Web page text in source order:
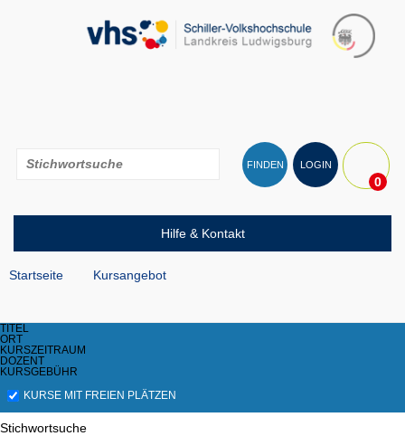
0
LOGIN
FINDEN
Hilfe & Kontakt
Startseite Kursangebot
TITEL
ORT
KURSZEITRAUM
DOZENT
KURSGEBÜHR
KURSE MIT FREIEN PLÄTZEN
Stichwortsuche